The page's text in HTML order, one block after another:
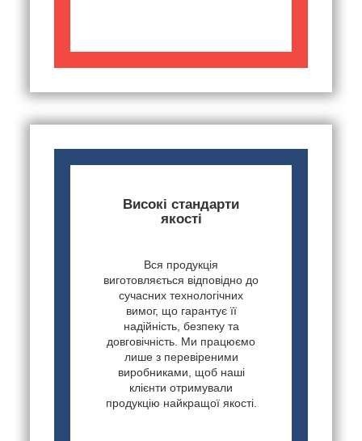
Високі стандарти
якості
Вся продукція
виготовляється відповідно до
сучасних технологічних
вимог, що гарантує її
надійність, безпеку та
довговічність. Ми працюємо
лише з перевіреними
виробниками, щоб наші
клієнти отримували
продукцію найкращої якості.